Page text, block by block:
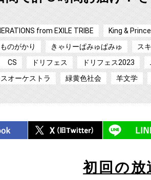
from EXILE TRIBE
King & Prince
のがかり きゃりーぱみゅぱみゅ
ス
CS
ドリフェス ドリフェス2023
オーケストラ
緑黄色社会 羊文学
シェア ツイート
初回の